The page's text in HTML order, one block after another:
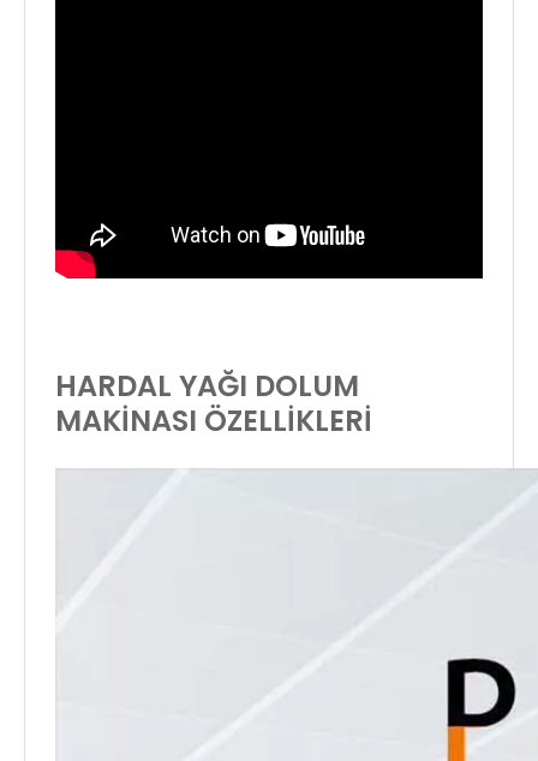
HARDAL YAĞI DOLUM
MAKİNASI ÖZELLİKLERİ